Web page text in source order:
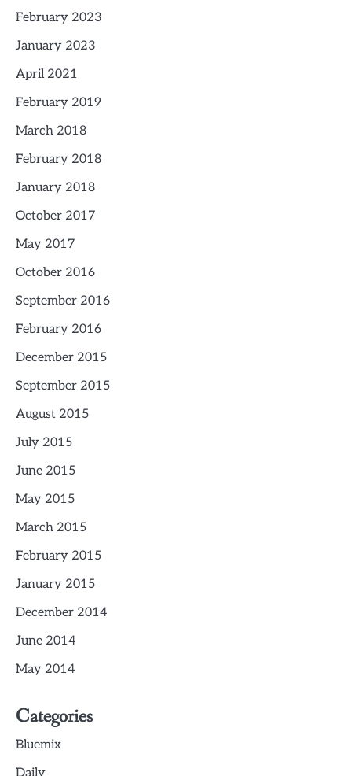
February 2023
January 2023
April 2021
February 2019
March 2018
February 2018
January 2018
October 2017
May 2017
October 2016
September 2016
February 2016
December 2015
September 2015
August 2015
July 2015
June 2015
May 2015
March 2015
February 2015
January 2015
December 2014
June 2014
May 2014
Categories
Bluemix